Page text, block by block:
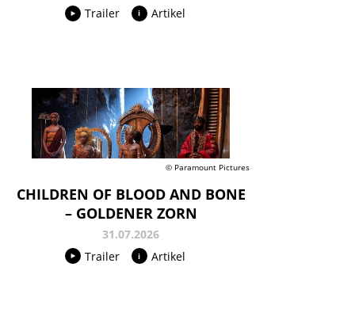
Trailer
Artikel
© Paramount Pictures
CHILDREN OF BLOOD AND BONE
– GOLDENER ZORN
31.07.2026
Trailer
Artikel